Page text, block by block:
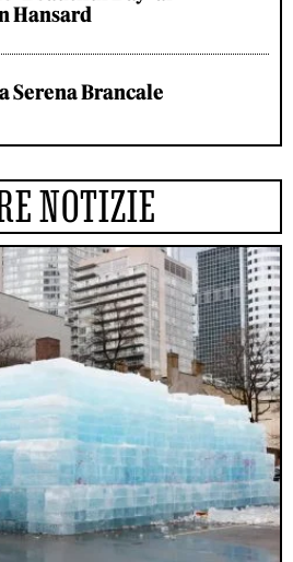
Hansard
Serena Brancale
NOTIZIE